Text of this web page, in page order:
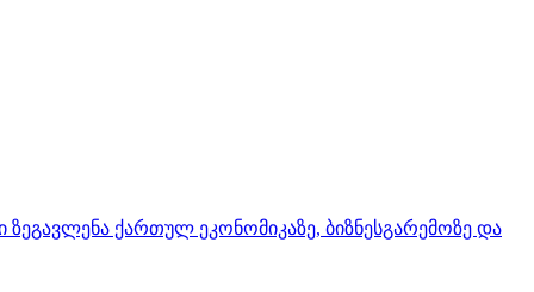
ზეგავლენა ქართულ ეკონომიკაზე, ბიზნესგარემოზე და